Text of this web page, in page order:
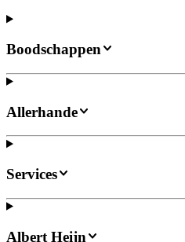
Boodschappen
Allerhande
Services
Albert Heijn